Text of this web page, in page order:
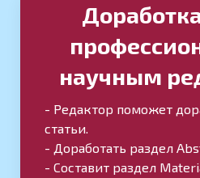
научным
- Редактор поможет
статьи.
- Доработать раздел
- Составит раздел